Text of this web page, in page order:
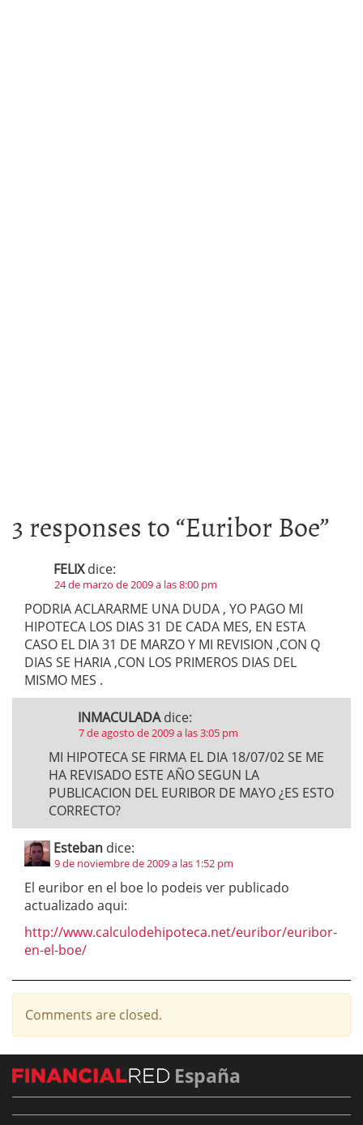
3 responses to “Euribor Boe”
FELIX dice:
24 de marzo de 2009 a las 8:00 pm
PODRIA ACLARARME UNA DUDA , YO PAGO MI
HIPOTECA LOS DIAS 31 DE CADA MES, EN ESTA
CASO EL DIA 31 DE MARZO Y MI REVISION ,CON Q
DIAS SE HARIA ,CON LOS PRIMEROS DIAS DEL
MISMO MES .
INMACULADA dice:
7 de agosto de 2009 a las 3:05 pm
MI HIPOTECA SE FIRMA EL DIA 18/07/02 SE ME
HA REVISADO ESTE AÑO SEGUN LA
PUBLICACION DEL EURIBOR DE MAYO ¿ES ESTO
CORRECTO?
Esteban dice:
9 de noviembre de 2009 a las 1:52 pm
El euribor en el boe lo podeis ver publicado
actualizado aqui:
http://www.calculodehipoteca.net/euribor/euribor-
en-el-boe/
Comments are closed.
España